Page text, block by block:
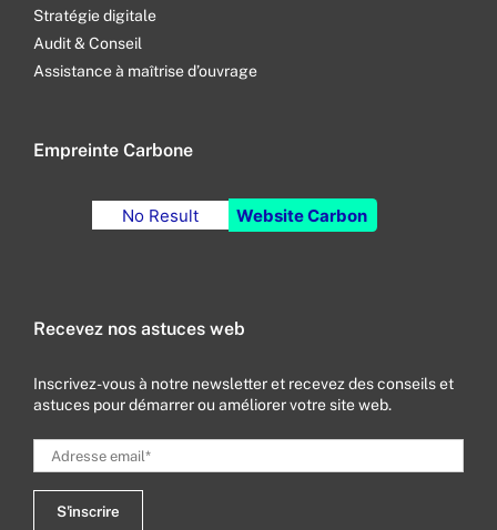
Stratégie digitale
Audit & Conseil
Assistance à maîtrise d’ouvrage
Empreinte Carbone
No Result Website Carbon
Recevez nos astuces web
Inscrivez-vous à notre newsletter et recevez des conseils et
astuces pour démarrer ou améliorer votre site web.